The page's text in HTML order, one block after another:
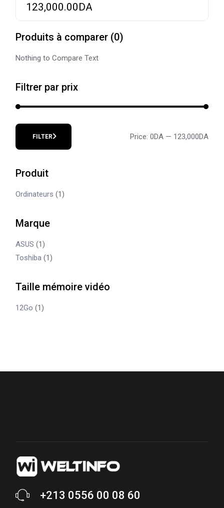
123,000.00DA
Produits à comparer (0)
Nothing to Compare Text
Filtrer par prix
price
price
FILTER Price: 0DA— 123,000DA
Produit
Ordinateurs (1)
Marque
ASUS (1)
Toshiba (1)
Taille mémoire vidéo
12Go (1)
+213 0556 00 08 60